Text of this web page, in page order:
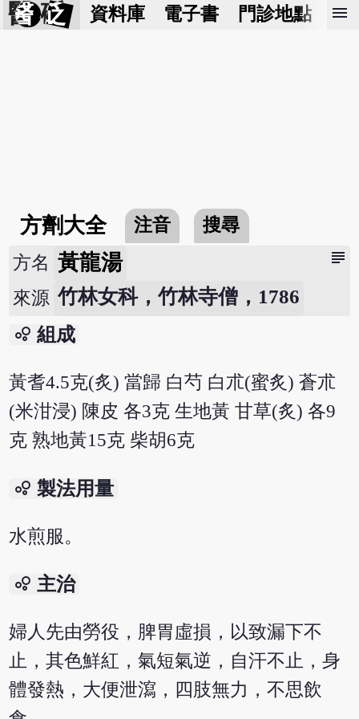
醫 砭 資料庫 電子書 門診地點 預
menu
方劑大全 注音 搜尋
subject
方名 黃龍湯
來源 竹林女科，竹林寺僧，1786
bubble_chart 組成
黃耆4.5克(炙) 當歸 白芍 白朮(蜜炙) 蒼朮
(米泔浸) 陳皮 各3克 生地黃 甘草(炙) 各9
克 熟地黃15克 柴胡6克
bubble_chart 製法用量
水煎服。
bubble_chart 主治
婦人先由勞役，脾胃虛損，以致漏下不
止，其色鮮紅，氣短氣逆，自汗不止，身
體發熱，大便泄瀉，四肢無力，不思飲